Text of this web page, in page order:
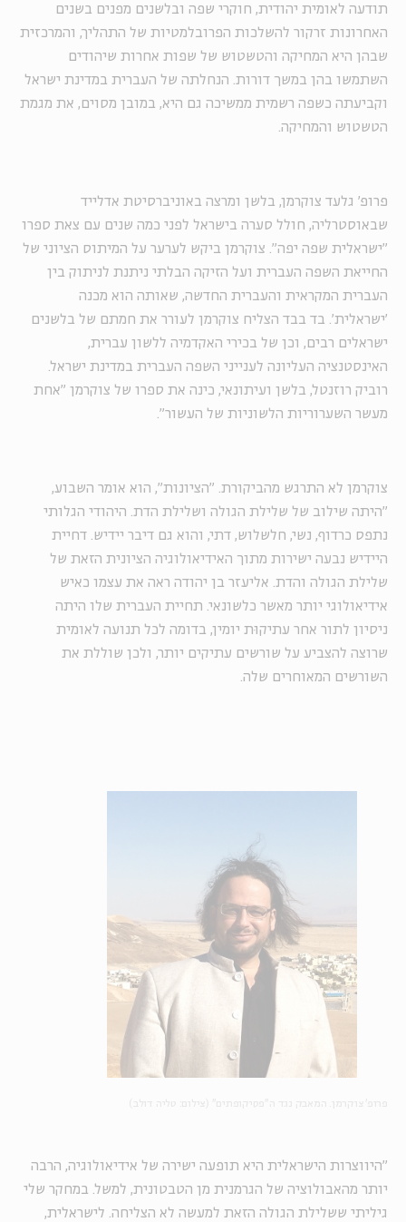
תודעה לאומית יהודית, חוקרי שפה ובלשנים מפנים בשנים
האחרונות זרקור להשלכות הפרובלמטיות של התהליך, והמרכזית
שבהן היא המחיקה והטשטוש של שפות אחרות שיהודים
השתמשו בהן במשך דורות. הנחלתה של העברית במדינת ישראל
וקביעתה כשפה רשמית ממשיכה גם היא, במובן מסוים, את מגמת
הטשטוש והמחיקה.
פרופ' גלעד צוקרמן, בלשן ומרצה באוניברסיטת אדלייד
שבאוסטרליה, חולל סערה בישראל לפני כמה שנים עם צאת ספרו
"ישראלית שפה יפה". צוקרמן ביקש לערער על המיתוס הציוני של
החייאת השפה העברית ועל הזיקה הבלתי ניתנת לניתוק בין
העברית המקראית והעברית החדשה, שאותה הוא מכנה
'ישראלית'. בד בבד הצליח צוקרמן לעורר את חמתם של בלשנים
ישראלים רבים, וכן של בכירי האקדמיה ללשון עברית,
האינסטנציה העליונה לענייני השפה העברית במדינת ישראל.
רוביק רוזנטל, בלשן ועיתונאי, כינה את ספרו של צוקרמן "אחת
מעשר השערוריות הלשוניות של העשור".
צוקרמן לא התרגש מהביקורת. "הציונות", הוא אומר השבוע,
"היתה שילוב של שלילת הגולה ושלילת הדת. היהודי הגלותי
נתפס כרדוף, נשי, חלשלוש, דתי, והוא גם דיבר יידיש. דחיית
היידיש נבעה ישירות מתוך האידיאולוגיה הציונית הזאת של
שלילת הגולה והדת. אליעזר בן יהודה ראה את עצמו כאיש
אידיאולוגי יותר מאשר כלשונאי. תחיית העברית שלו היתה
ניסיון לתור אחר עתיקוּת יומין, בדומה לכל תנועה לאומית
שרוצה להצביע על שורשים עתיקים יותר, ולכן שוללת את
השורשים המאוחרים שלה.
"היווצרות הישראלית היא תופעה ישירה של אידיאולוגיה, הרבה
יותר מהאבולוציה של הגרמנית מן הטבטונית, למשל. במחקר שלי
גיליתי ששלילת הגולה הזאת למעשה לא הצליחה. לישראלית,